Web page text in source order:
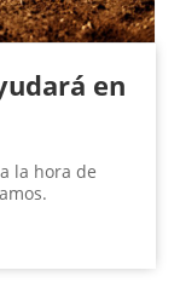
en
la hora de